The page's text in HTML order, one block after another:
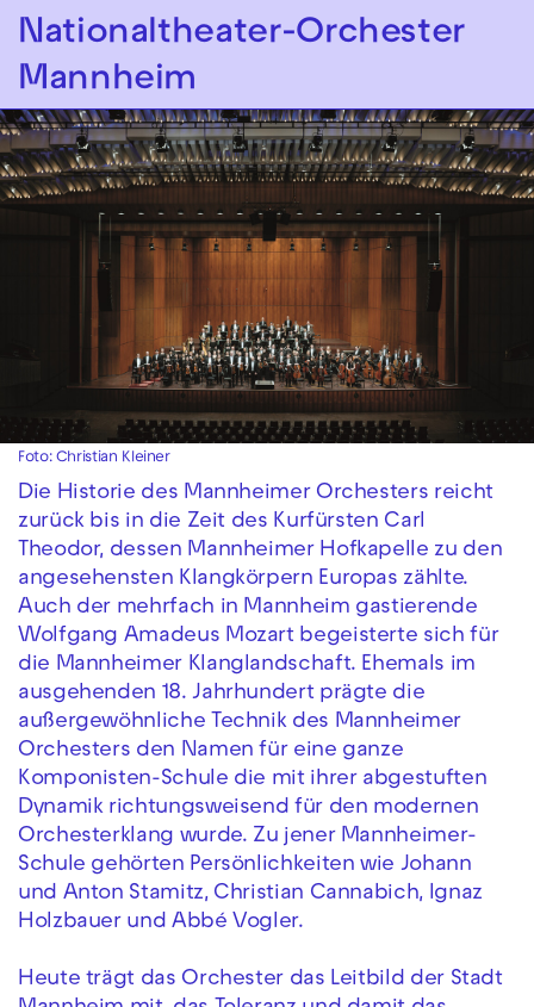
Zur Hauptnavigation springen
Zum Hauptinhalt springen
Nationaltheater-Orchester
Mannheim
Foto: Christian Kleiner
Die Historie des Mannheimer Orchesters reicht
zurück bis in die Zeit des Kurfürsten Carl
Theodor, dessen Mannheimer Hofkapelle zu den
angesehensten Klangkörpern Europas zählte.
Auch der mehrfach in Mannheim gastierende
Wolfgang Amadeus Mozart begeisterte sich für
die Mannheimer Klanglandschaft. Ehemals im
ausgehenden 18. Jahrhundert prägte die
außergewöhnliche Technik des Mannheimer
Orchesters den Namen für eine ganze
Komponisten-Schule die mit ihrer abgestuften
Dynamik richtungsweisend für den modernen
Orchesterklang wurde. Zu jener Mannheimer-
Schule gehörten Persönlichkeiten wie Johann
und Anton Stamitz, Christian Cannabich, Ignaz
Holzbauer und Abbé Vogler.
Heute trägt das Orchester das Leitbild der Stadt